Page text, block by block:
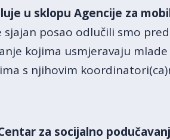
u sklopu Agencije za
sjajan posao odlučili smo
kojima usmjeravaju
s njihovim
za socijalno